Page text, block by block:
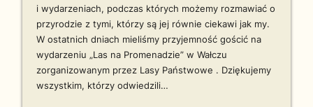
i wydarzeniach, podczas których możemy rozmawiać o
przyrodzie z tymi, którzy są jej równie ciekawi jak my.
W ostatnich dniach mieliśmy przyjemność gościć na
wydarzeniu „Las na Promenadzie” w Wałczu
zorganizowanym przez Lasy Państwowe . Dziękujemy
wszystkim, którzy odwiedzili…